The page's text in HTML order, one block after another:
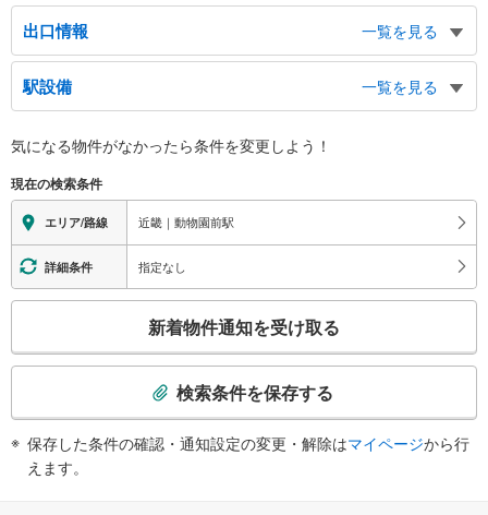
出口情報
一覧を見る
１出口
市立天王寺動物園、天王寺公園（美術館）、通天閣、新世界、バスのりば
２出口
市大付属病院
太子交差点北東
４出口
太子交差点南東、市大付属病院、西成警察署、西成区保健福祉センター分館、
太子１・２丁目、萩之茶屋１−３丁目、天下茶屋北１・２丁目、バスのりば
５出口
市立天王寺動物園、天王寺公園（美術館）、新世界、通天閣、恵美須東１−３
丁目、茶臼山町、シェアサイクル
６出口
太子交差点北西、ＪＲ線（新今宮駅）、南海電車、阪堺電車、あいりん労働公
共職業安定所、恵美須西２・３丁目、シェアサイクル
西成区保健福祉センター分館、太子１・２丁目、山王１−３丁目、天下茶屋北
１丁目
駅設備
一覧を見る
※段差なしでの移動経路
地上⇔改札⇔ホーム：○
エレベータ
［堺筋線］
・ホーム⇔御堂筋線北改札
・ホーム⇔御堂筋線２番線ホーム乗換通路階
・北改札⇔５番出口
［御堂筋線］
・各ホーム⇔東改札
［堺筋線］
・ホーム⇔御堂筋線北改札
・北改札⇔５番出口
トイレ
気になる物件がなかったら条件を変更しよう！
現在の検索条件
エリア/路線 近畿｜動物園前駅
詳細条件 指定なし
検
新着物件通知を受け取る
検索条件を保存する
保存した条件の確認・通知設定の変更・解除はマイページから行
えます。